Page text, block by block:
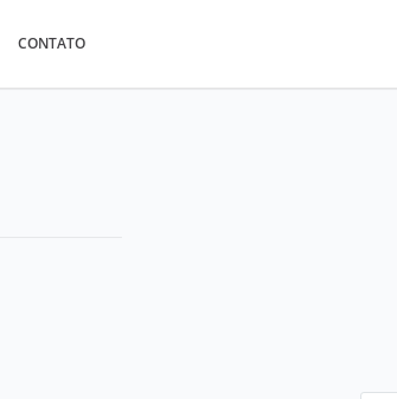
CONTATO